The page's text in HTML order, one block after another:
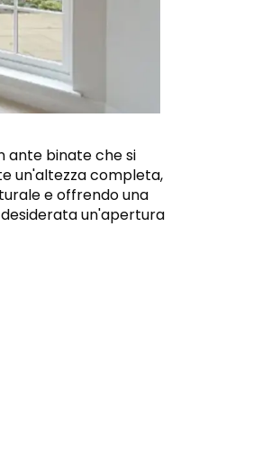
ante binate che si
un'altezza completa,
e offrendo una
un'apertura